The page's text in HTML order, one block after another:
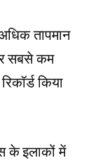
तापमान
सबसे कम
किया
के इलाकों में